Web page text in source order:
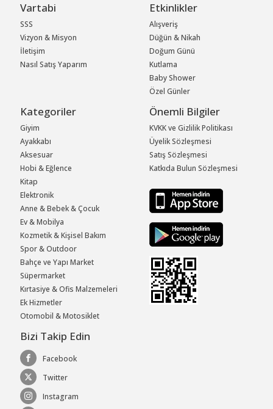
Vartabi
SSS
Vizyon & Misyon
İletişim
Nasıl Satış Yaparım
Etkinlikler
Alışveriş
Düğün & Nikah
Doğum Günü
Kutlama
Baby Shower
Özel Günler
Kategoriler
Giyim
Ayakkabı
Aksesuar
Hobi & Eğlence
Kitap
Elektronik
Anne & Bebek & Çocuk
Ev & Mobilya
Kozmetik & Kişisel Bakım
Spor & Outdoor
Bahçe ve Yapı Market
Süpermarket
Kırtasiye & Ofis Malzemeleri
Ek Hizmetler
Otomobil & Motosiklet
Önemli Bilgiler
KVKK ve Gizlilik Politikası
Üyelik Sözleşmesi
Satış Sözleşmesi
Katkıda Bulun Sözleşmesi
Bizi Takip Edin
Facebook
Twitter
Instagram